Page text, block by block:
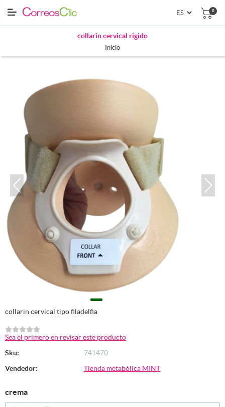
0
collarin cervical rigido
Inicio
collarin cervical tipo filadelfia
Sea el primero en revisar este producto
Sku:
741470
Vendedor:
Tienda metabólica MINT
crema